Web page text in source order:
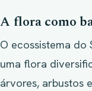
A flora como
O ecossistema
uma flora
árvores, arbustos